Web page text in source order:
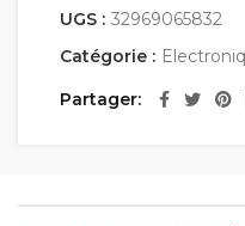
UGS : 32969065832
Catégorie :
Partager